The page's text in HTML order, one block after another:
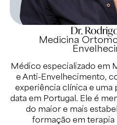
Dr.
Medicina
Médico especializado em
e Anti-Envelhecimento,
experiência clínica e uma
data em Portugal. Ele é
do maior e mais
formação em terapia